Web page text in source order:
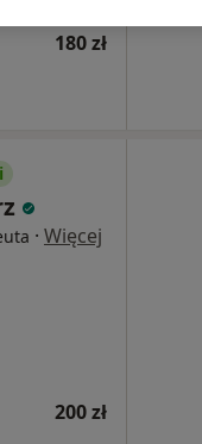
180 zł
· Więcej
200 zł